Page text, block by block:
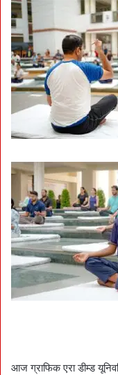
आज ग्राफिक एरा डीम्ड